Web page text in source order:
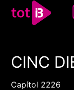
00:00
CINC
Capítol 2226